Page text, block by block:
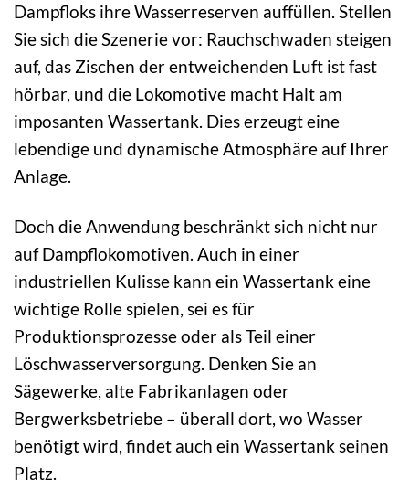
Dampfloks ihre Wasserreserven auffüllen. Stellen
Sie sich die Szenerie vor: Rauchschwaden steigen
auf, das Zischen der entweichenden Luft ist fast
hörbar, und die Lokomotive macht Halt am
imposanten Wassertank. Dies erzeugt eine
lebendige und dynamische Atmosphäre auf Ihrer
Anlage.
Doch die Anwendung beschränkt sich nicht nur
auf Dampflokomotiven. Auch in einer
industriellen Kulisse kann ein Wassertank eine
wichtige Rolle spielen, sei es für
Produktionsprozesse oder als Teil einer
Löschwasserversorgung. Denken Sie an
Sägewerke, alte Fabrikanlagen oder
Bergwerksbetriebe – überall dort, wo Wasser
benötigt wird, findet auch ein Wassertank seinen
Platz.